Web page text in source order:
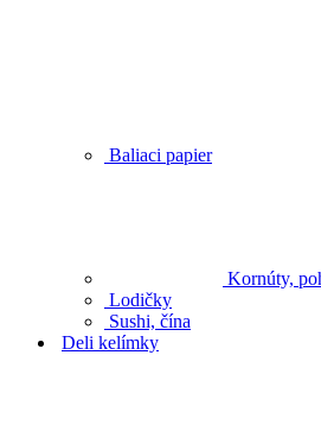
Baliaci papier
Kornúty,
Lodičky
Sushi, čína
Deli kelímky